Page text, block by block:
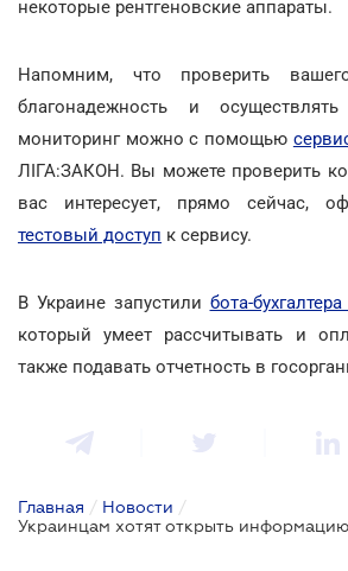
некоторые рентгеновские аппараты.
Напомним, что проверить
благонадежность и
мониторинг можно с помощью
ЛІГА:ЗАКОН. Вы можете проверить
вас интересует, прямо сейчас,
тестовый доступ к сервису.
В Украине запустили бота-
который умеет рассчитывать и
также подавать отчетность в
Главная / Новости /